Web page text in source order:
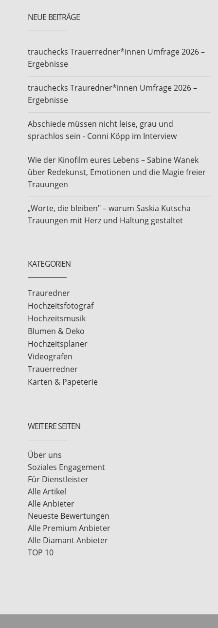
NEUE BEITRÄGE
trauchecks Trauerredner*innen Umfrage 2026 –
Ergebnisse
trauchecks Trauredner*innen Umfrage 2026 –
Ergebnisse
Abschiede müssen nicht leise, grau und
sprachlos sein - Conni Köpp im Interview
Wie der Kinofilm eures Lebens – Sabine Wanek
über Redekunst, Emotionen und die Magie freier
Trauungen
„Worte, die bleiben" – warum Saskia Kutscha
Trauungen mit Herz und Haltung gestaltet
KATEGORIEN
Trauredner
Hochzeitsfotograf
Hochzeitsmusik
Blumen & Deko
Hochzeitsplaner
Videografen
Trauerredner
Karten & Papeterie
WEITERE SEITEN
Über uns
Soziales Engagement
Für Dienstleister
Alle Artikel
Alle Anbieter
Neueste Bewertungen
Alle Premium Anbieter
Alle Diamant Anbieter
TOP 10